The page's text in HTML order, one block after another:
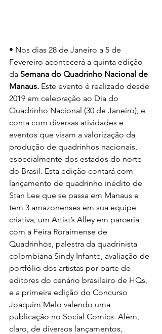
• Nos dias 28 de Janeiro a 5 de
Fevereiro acontecerá a quinta edição
da Semana do Quadrinho Nacional de
Manaus. Este evento é realizado desde
2019 em celebração ao Dia do
Quadrinho Nacional (30 de Janeiro), e
conta com diversas atividades e
eventos que visam a valorização da
produção de quadrinhos nacionais,
especialmente dos estados do norte
do Brasil. Esta edição contará com
lançamento de quadrinho inédito de
Stan Lee que se passa em Manaus e
tem 3 amazonenses em sua equipe
criativa, um Artist’s Alley em parceria
com a Feira Roraimense de
Quadrinhos, palestra da quadrinista
colombiana Sindy Infante, avaliação de
portfólio dos artistas por parte de
editores do cenário brasileiro de HQs,
e a primeira edição do Concurso
Joaquim Melo valendo uma
publicação no Social Comics. Além,
claro, de diversos lançamentos,